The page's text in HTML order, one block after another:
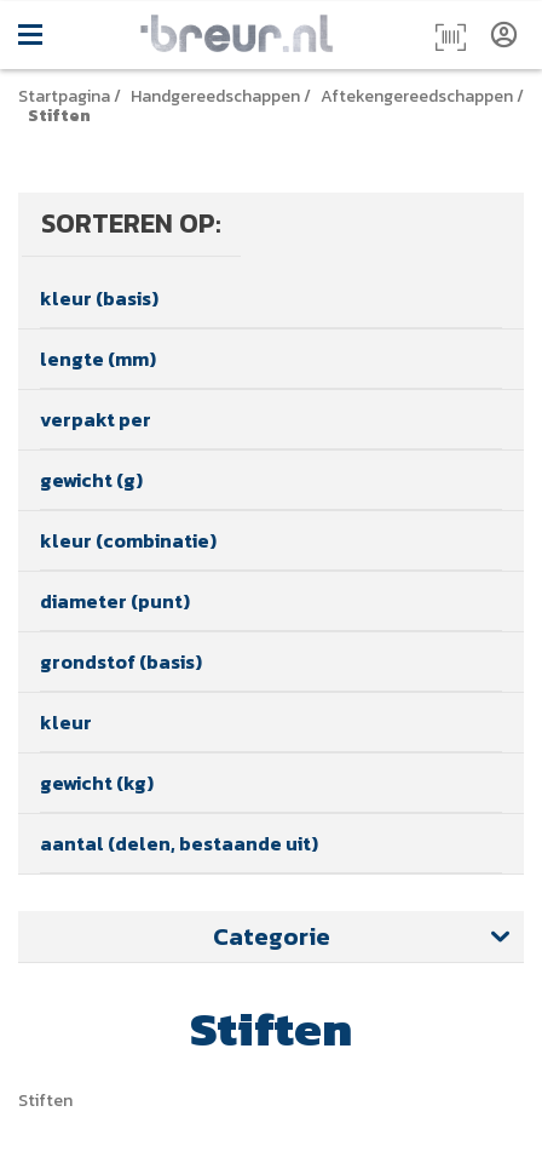
Startpagina/ Handgereedschappen/ Aftekengereedschappen/
Stiften
SORTEREN OP:
kleur (basis)
lengte (mm)
verpakt per
gewicht (g)
kleur (combinatie)
diameter (punt)
grondstof (basis)
kleur
gewicht (kg)
aantal (delen, bestaande uit)
Categorie
Stiften
Stiften